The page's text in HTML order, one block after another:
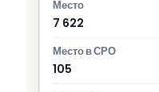
7 622
105